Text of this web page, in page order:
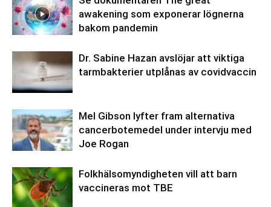
awakening som exponerar lögnerna
bakom pandemin
Dr. Sabine Hazan avslöjar att viktiga
tarmbakterier utplånas av covidvaccin
Mel Gibson lyfter fram alternativa
cancerbotemedel under intervju med
Joe Rogan
Folkhälsomyndigheten vill att barn
vaccineras mot TBE